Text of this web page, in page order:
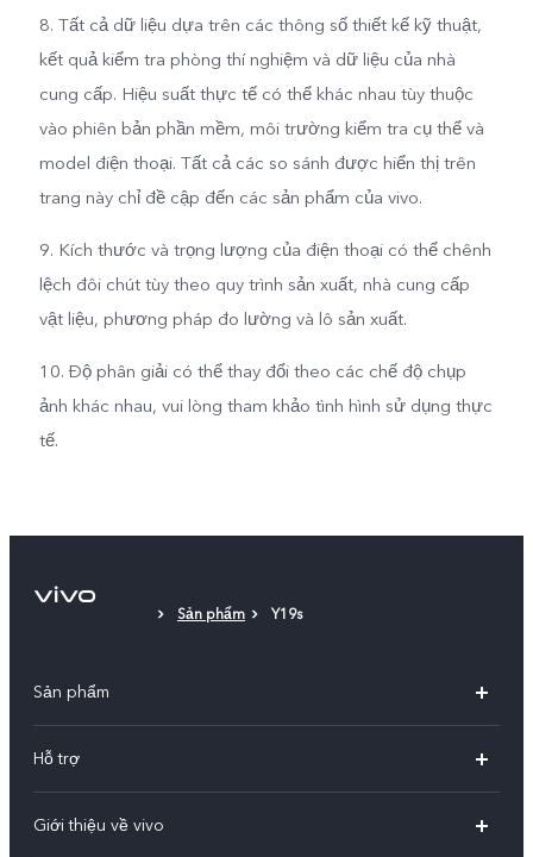
8. Tất cả dữ liệu dựa trên các thông số thiết kế kỹ thuật,
kết quả kiểm tra phòng thí nghiệm và dữ liệu của nhà
cung cấp. Hiệu suất thực tế có thể khác nhau tùy thuộc
vào phiên bản phần mềm, môi trường kiểm tra cụ thể và
model điện thoại. Tất cả các so sánh được hiển thị trên
trang này chỉ đề cập đến các sản phẩm của vivo.
9. Kích thước và trọng lượng của điện thoại có thể chênh
lệch đôi chút tùy theo quy trình sản xuất, nhà cung cấp
vật liệu, phương pháp đo lường và lô sản xuất.
10. Độ phân giải có thể thay đổi theo các chế độ chụp
ảnh khác nhau, vui lòng tham khảo tình hình sử dụng thực
tế.
Sản phẩm Y19s
Sản phẩm
V60
Hỗ trợ
Giới thiệu về vivo